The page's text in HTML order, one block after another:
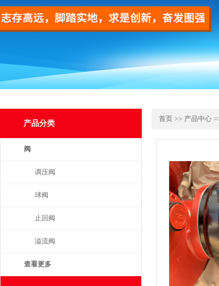
产品分类
阀
调压阀
球阀
止回阀
溢流阀
查看更多
首页 >> 产品中心